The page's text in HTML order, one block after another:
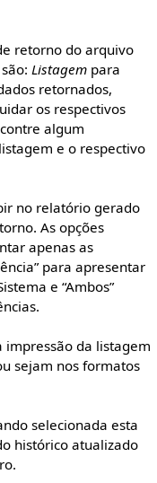
retorno do arquivo
Listagempara
retornados,
os respectivos
algum
e o respectivo
no relatório gerado
As opções
apenas as
para apresentar
e “Ambos”
da listagem
sejam nos formatos
selecionada esta
histórico atualizado